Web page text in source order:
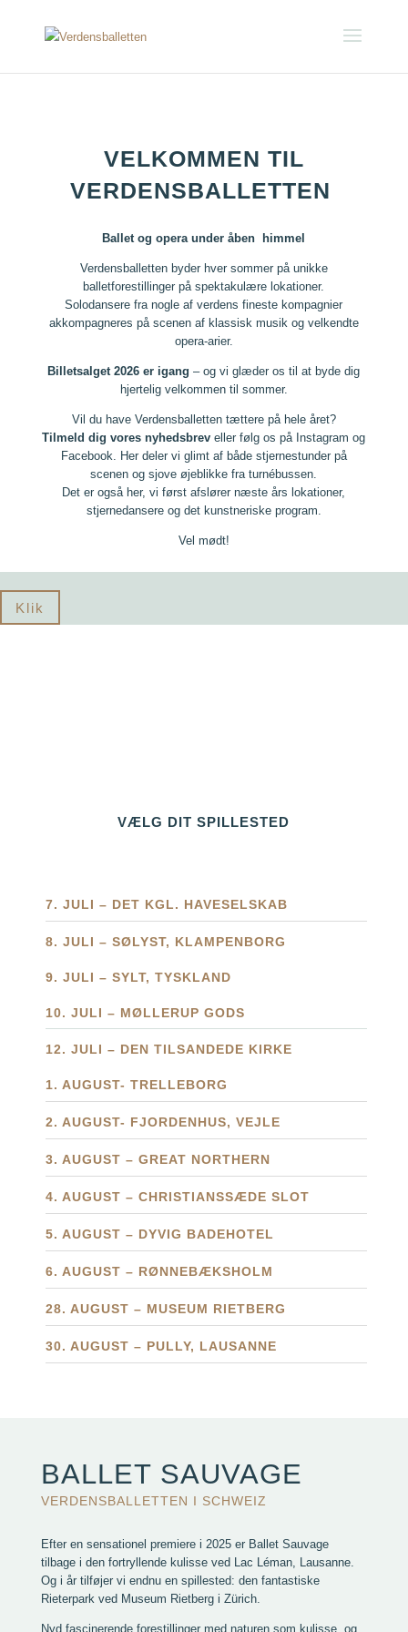
VELKOMMEN TIL
VERDENSBALLETTEN
Ballet og opera under åben himmel
Verdensballetten byder hver sommer på unikke
balletforestillinger på spektakulære lokationer.
Solodansere fra nogle af verdens fineste kompagnier
akkompagneres på scenen af klassisk musik og velkendte
opera-arier.
Billetsalget 2026 er igang – og vi glæder os til at byde dig
hjertelig velkommen til sommer.
Vil du have Verdensballetten tættere på hele året?
Tilmeld dig vores nyhedsbrev eller følg os på Instagram og
Facebook. Her deler vi glimt af både stjernestunder på
scenen og sjove øjeblikke fra turnébussen.
Det er også her, vi først afslører næste års lokationer,
stjernedansere og det kunstneriske program.
Vel mødt!
Klik
VÆLG DIT SPILLESTED
7. JULI – DET KGL. HAVESELSKAB
8. JULI – SØLYST, KLAMPENBORG
9. JULI – SYLT, TYSKLAND
10. JULI – MØLLERUP GODS
12. JULI – DEN TILSANDEDE KIRKE
1. AUGUST- TRELLEBORG
2. AUGUST- FJORDENHUS, VEJLE
3. AUGUST – GREAT NORTHERN
4. AUGUST – CHRISTIANSSÆDE SLOT
5. AUGUST – DYVIG BADEHOTEL
6. AUGUST – RØNNEBÆKSHOLM
28. AUGUST – MUSEUM RIETBERG
30. AUGUST – PULLY, LAUSANNE
BALLET SAUVAGE
VERDENSBALLETTEN I SCHWEIZ
Efter en sensationel premiere i 2025 er Ballet Sauvage
tilbage i den fortryllende kulisse ved Lac Léman, Lausanne.
Og i år tilføjer vi endnu en spillested: den fantastiske
Rieterpark ved Museum Rietberg i Zürich.
Nyd fascinerende forestillinger med naturen som kulisse, og